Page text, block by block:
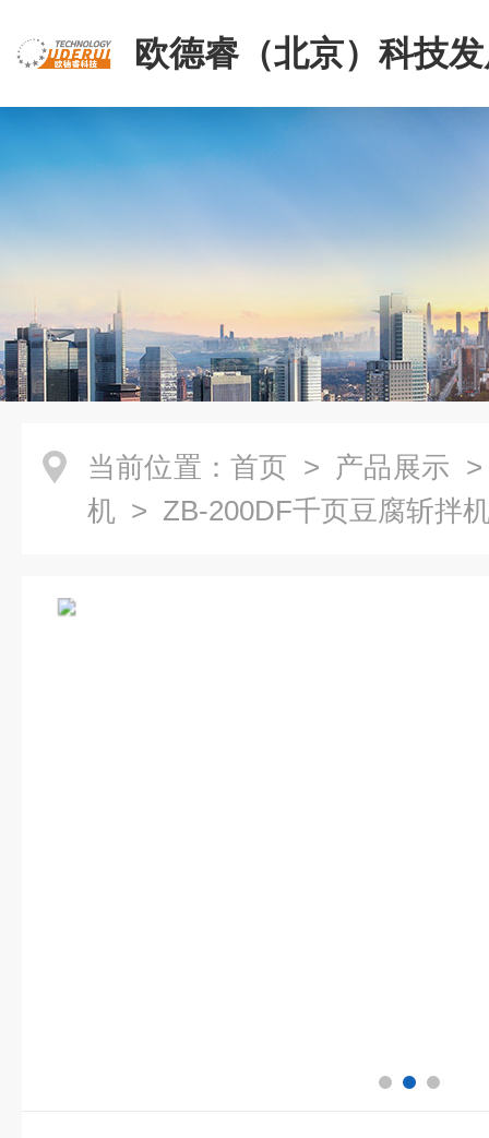
欧德睿（北京）科技
公司
当前位置： 首页 > 产品展示
机 > ZB-200DF千页豆腐斩拌